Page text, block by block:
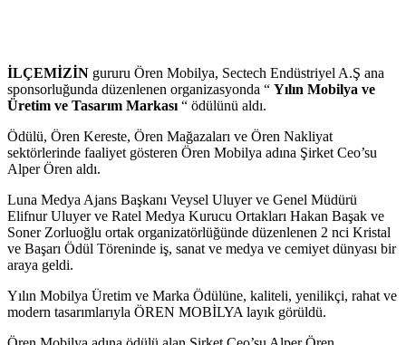
İLÇEMİZİN gururu Ören Mobilya, Sectech Endüstriyel A.Ş ana
sponsorluğunda düzenlenen organizasyonda “ Yılın Mobilya ve
Üretim ve Tasarım Markası “ ödülünü aldı.
Ödülü, Ören Kereste, Ören Mağazaları ve Ören Nakliyat
sektörlerinde faaliyet gösteren Ören Mobilya adına Şirket Ceo’su
Alper Ören aldı.
Luna Medya Ajans Başkanı Veysel Uluyer ve Genel Müdürü
Elifnur Uluyer ve Ratel Medya Kurucu Ortakları Hakan Başak ve
Soner Zorluoğlu ortak organizatörlüğünde düzenlenen 2 nci Kristal
ve Başarı Ödül Töreninde iş, sanat ve medya ve cemiyet dünyası bir
araya geldi.
Yılın Mobilya Üretim ve Marka Ödülüne, kaliteli, yenilikçi, rahat ve
modern tasarımlarıyla ÖREN MOBİLYA layık görüldü.